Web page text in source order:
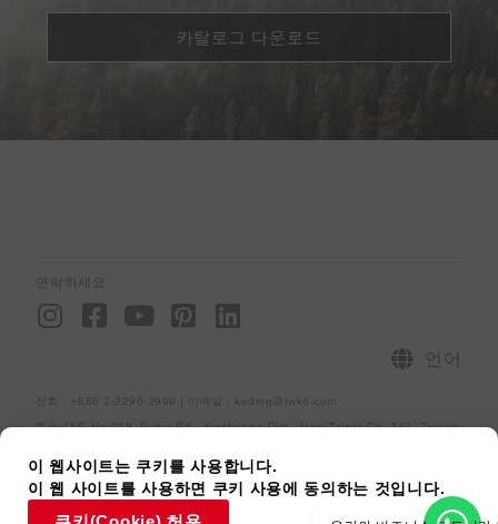
카탈로그 다운로드
전화：+886 2-2296-3999 | 이메일 : keding@twkd.com
주소:15F.,No.268, Fuhui Rd., Xinzhuang Dist., New Taipei City 242, Taiwan
사이트맵개인정보처리방침[raiseup_copyright]
연락하세요
I
n
r
a
F
a
b
o
k
Y
o
u
e
P
i
e
e
s
L
i
e
i
n
언어
이 웹사이트는 쿠키를 사용합니다.
이 웹 사이트를 사용하면 쿠키 사용에 동의하는 것입니다.